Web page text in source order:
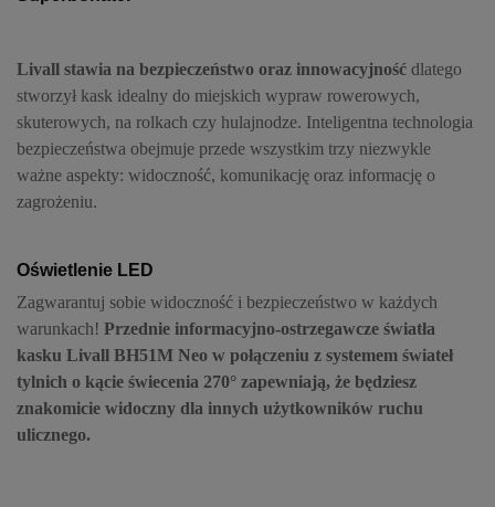
Livall stawia na bezpieczeństwo oraz innowacyjność dlatego
stworzył kask idealny do miejskich wypraw rowerowych,
skuterowych, na rolkach czy hulajnodze. Inteligentna technologia
bezpieczeństwa obejmuje przede wszystkim trzy niezwykle
ważne aspekty: widoczność, komunikację oraz informację o
zagrożeniu.
Oświetlenie LED
Zagwarantuj sobie widoczność i bezpieczeństwo w każdych
warunkach! Przednie informacyjno-ostrzegawcze światła
kasku Livall BH51M Neo w połączeniu z systemem świateł
tylnich o kącie świecenia 270° zapewniają, że będziesz
znakomicie widoczny dla innych użytkowników ruchu
ulicznego.